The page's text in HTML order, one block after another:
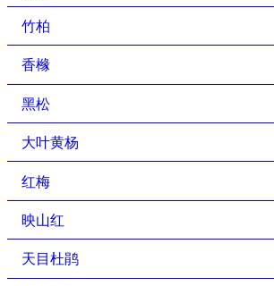
竹柏
香橼
黑松
大叶黄杨
红梅
映山红
天目杜鹃